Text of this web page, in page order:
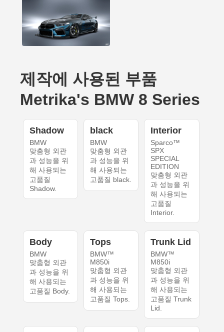
제작에 사용된 부품
Metrika's BMW 8 Series
Shadow
BMW
맞춤형 외관
과 성능을 위
해 사용되는
고품질
Shadow.
black
BMW
맞춤형 외관
과 성능을 위
해 사용되는
고품질 black.
Interior
Sparco™
SPX
SPECIAL
EDITION
맞춤형 외관
과 성능을 위
해 사용되는
고품질
Interior.
Body
BMW
맞춤형 외관
과 성능을 위
해 사용되는
고품질 Body.
Tops
BMW™
M850i
맞춤형 외관
과 성능을 위
해 사용되는
고품질 Tops.
Trunk Lid
BMW™
M850i
맞춤형 외관
과 성능을 위
해 사용되는
고품질 Trunk
Lid.